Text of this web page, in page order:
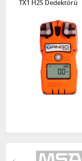
TX1 H2S Dedektörü